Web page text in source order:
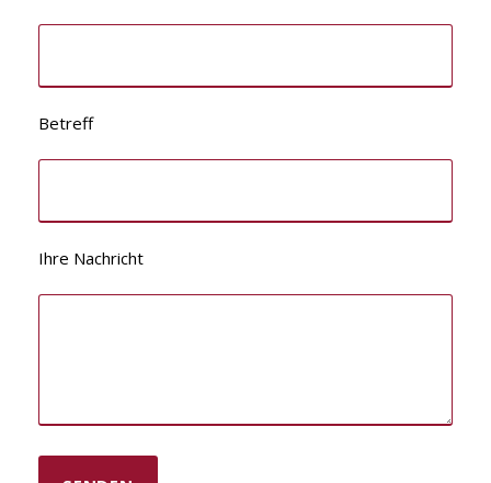
Betreff
Ihre Nachricht